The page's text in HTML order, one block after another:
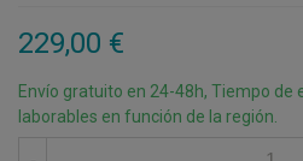
229,00 €
Envío gratuito en 24-48h, Tiempo de
laborables en función de la región.